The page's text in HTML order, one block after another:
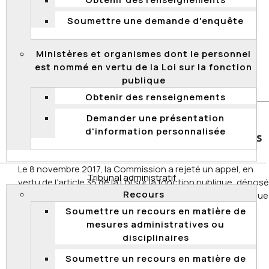
Soumettre une demande d'enquête
Ministères et organismes dont le personnel
est nommé en vertu de la Loi sur la fonction
publique
Obtenir des renseignements
Demander une présentation
d'information personnalisée
Tribunal administratif
Recours
Soumettre un recours en matière de
mesures administratives ou
disciplinaires
Soumettre un recours en matière de
renonciation au droit d’être entendu – appels rejetés
Décisions associées
23 novembre 2016 – 2016 QCCFP 19
3 juillet 2017 –2017 QCCFP 25
Refus d’admettre à un processus de
qualification un candidat qui ne répond pas
aux conditions d’admission
Le 8 novembre 2017, la Commission a rejeté un appel, en
vertu de l’article 35 de la Loi sur la fonction publique, déposé
à la suite d’une décision du ministère de la Sécurité publique
de refuser d’admettre un candidat qui ne possède pas le
nombre d’années d’expérience exigé à un processus de
qualification en vue de la promotion de chef d’unité en
Commission juge que l’analyse effectuée par le ministère